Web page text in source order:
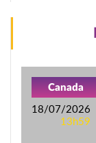
Canada
18/07/2026
13h59